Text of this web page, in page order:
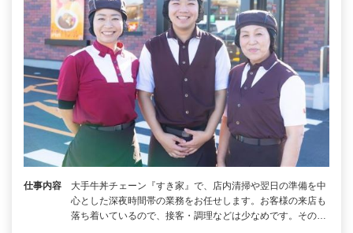
仕事内容
大手牛丼チェーン『すき家』で、店内清掃や翌日の準備を中
心とした深夜時間帯の業務をお任せします。お客様の来店も
落ち着いているので、接客・調理などは少なめです。その…